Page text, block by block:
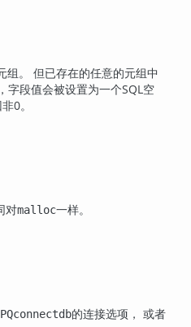
组。 但已存在的任意的元组中
，字段值会被设置为一个SQL空
0。
对malloc一样。
PQconnectdb的连接选项， 或者